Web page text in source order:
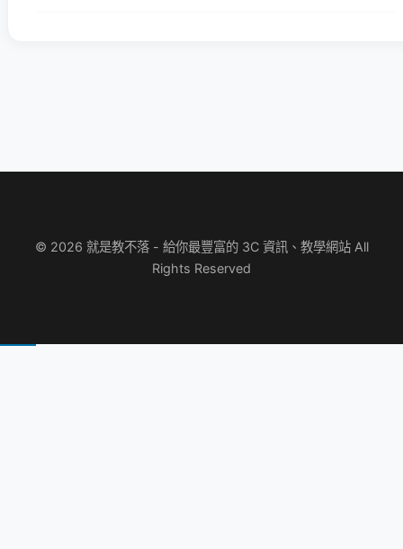
© 2026 就是教不落 - 給你最豐富的 3C 資訊、教學網站 All
Rights Reserved